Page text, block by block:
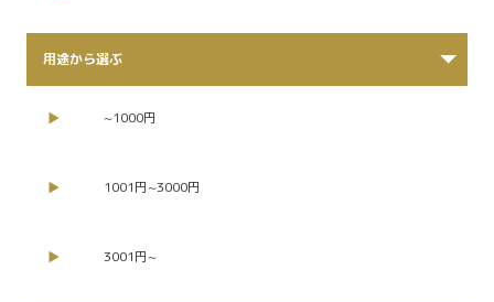
用途から選ぶ
~1000円
1001円~3000円
3001円~